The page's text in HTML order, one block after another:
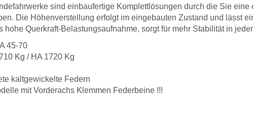
sind einbaufertige Komplettlösungen durch die Sie
Die Höhenverstellung erfolgt im eingebauten Zustand und lässt
hohe Querkraft-Belastungsaufnahme, sorgt für mehr Stabilität in
45-70
Kg / HA 1720 Kg
kaltgewickelte Federn
mit Vorderachs Klemmen Federbeine !!!